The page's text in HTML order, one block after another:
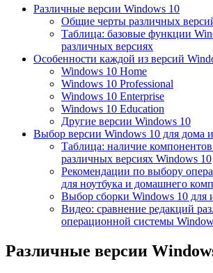
Различные версии Windows 10
Общие черты различных
Таблица: базовые функции
различных версиях
Особенности каждой из версий
Windows 10 Home
Windows 10 Professional
Windows 10 Enterprise
Windows 10 Education
Другие версии Windows 10
Выбор версии Windows 10 для дома
Таблица: наличие
различных версиях Windows 10
Рекомендации по выбору
для ноутбука и домашнего
Выбор сборки Windows 10 для
Видео: сравнение редакций
операционной системы
Различные версии